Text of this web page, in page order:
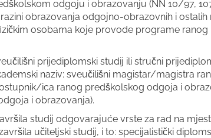
odgoju i obrazovanju (NN 10/97,
obrazovanja odgojno-obrazovnih i ostalih
osobama koje provode programe
prijediplomski studij ili stručni
naziv: sveučilišni magistar/magistra
ica ranog predškolskog odgoja i
i obrazovanja).
studij odgovarajuće vrste za rad na
učiteljski studij, i to: specijalistički